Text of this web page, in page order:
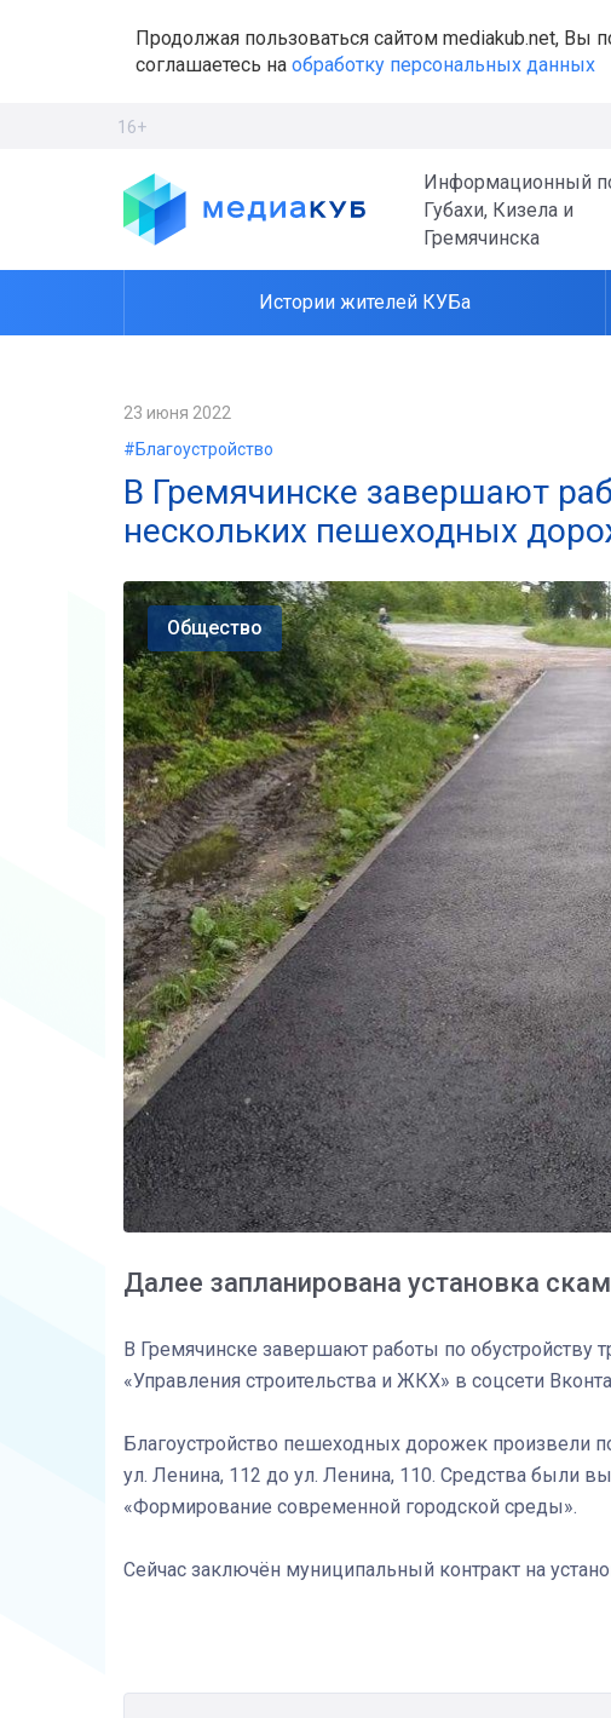
Продолжая пользоваться сайтом mediakub.net, Вы
соглашаетесь на обработку персональных данных
16+
Информационный
Губахи, Кизела и
Гремячинска
Истории жителей КУБа
23 июня 2022
#Благоустройство
В Гремячинске завершают
нескольких пешеходных
Общество
Далее запланирована установка
В Гремячинске завершают работы по обустройству
«Управления строительства и ЖКХ» в соцсети
Благоустройство пешеходных дорожек произвели
ул. Ленина, 112 до ул. Ленина, 110. Средства были
«Формирование современной городской среды».
Сейчас заключён муниципальный контракт на